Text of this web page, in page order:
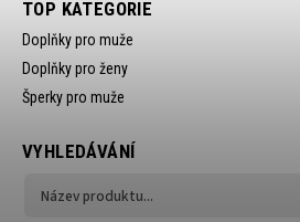
TOP KATEGORIE
Doplňky pro muže
Doplňky pro ženy
Šperky pro muže
VYHLEDÁVÁNÍ